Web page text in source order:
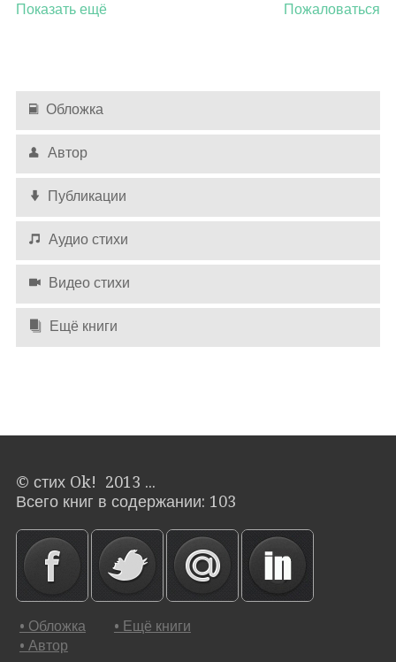
Показать ещё Пожаловаться
Обложка
Автор
Публикации
Аудио стихи
Видео стихи
Ещё книги
© стих Ok! 2013 ...
Всего книг в содержании: 103
• Обложка
• Автор
• Ещё книги